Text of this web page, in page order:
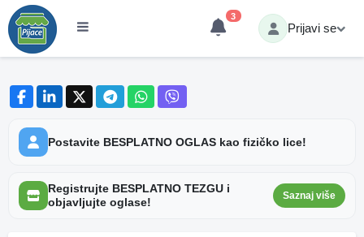
3
Prijavi se
Postavite BESPLATNO OGLAS kao fizičko lice!
Registrujte BESPLATNO TEZGU i
objavljujte oglase!
Saznaj više